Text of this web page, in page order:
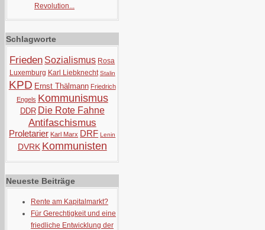
Revolution...
Schlagworte
Frieden Sozialismus Rosa
Luxemburg Karl Liebknecht Stalin
KPD Ernst Thälmann Friedrich
Engels Kommunismus
DDR Die Rote Fahne
Antifaschismus
Proletarier Karl Marx DRF Lenin
DVRK Kommunisten
Neueste Beiträge
Rente am Kapitalmarkt?
Für Gerechtigkeit und eine
friedliche Entwicklung der